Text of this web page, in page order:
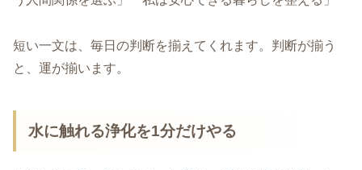
短い一文は、毎日の判断を揃えてくれます。判断が揃う
と、運が揃います。
水に触れる浄化を1分だけやる